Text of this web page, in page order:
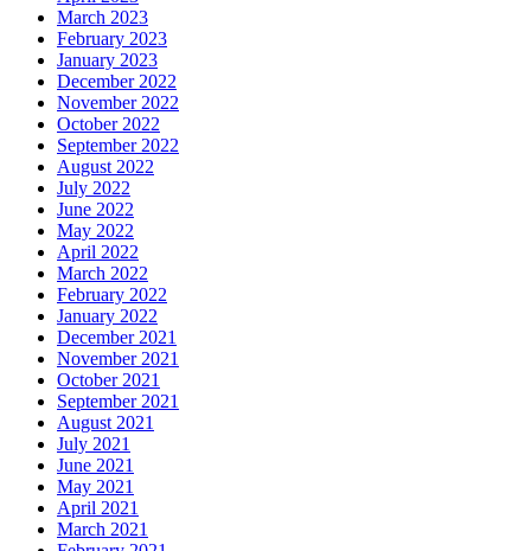
March 2023
February 2023
January 2023
December 2022
November 2022
October 2022
September 2022
August 2022
July 2022
June 2022
May 2022
April 2022
March 2022
February 2022
January 2022
December 2021
November 2021
October 2021
September 2021
August 2021
July 2021
June 2021
May 2021
April 2021
March 2021